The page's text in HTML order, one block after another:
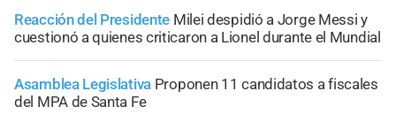
Reacción del Presidente Milei despidió a Jorge Messi y
cuestionó a quienes criticaron a Lionel durante el Mundial
Asamblea Legislativa Proponen 11 candidatos a fiscales
del MPA de Santa Fe